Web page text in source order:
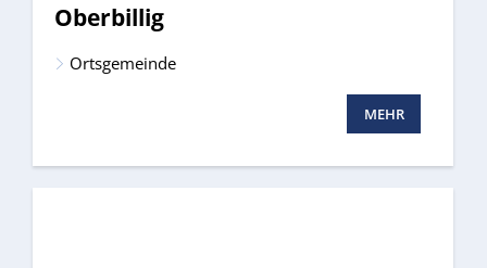
Oberbillig
Ortsgemeinde
MEHR